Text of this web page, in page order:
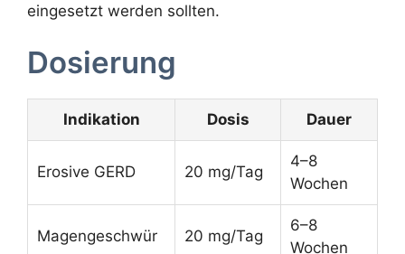
eingesetzt werden sollten.
Dosierung
Indikation Dosis Dauer
Erosive GERD 20 mg/Tag
4–8
Wochen
Magengeschwür 20 mg/Tag
6–8
Wochen